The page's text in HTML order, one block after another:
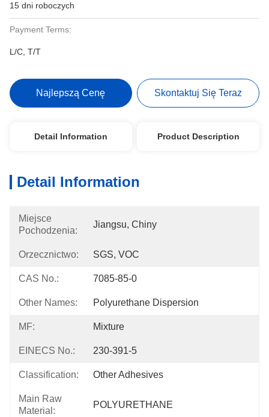
15 dni roboczych
Payment Terms:
L/C, T/T
Najlepszą Cenę Skontaktuj Się Teraz
Detail Information Product Description
Detail Information
Miejsce
Pochodzenia:
Jiangsu, Chiny
Orzecznictwo: SGS, VOC
CAS No.: 7085-85-0
Other Names: Polyurethane Dispersion
MF: Mixture
EINECS No.: 230-391-5
Classification: Other Adhesives
Main Raw
Material:
POLYURETHANE